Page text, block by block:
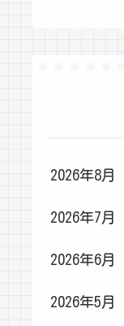
2026年8月
2026年7月
2026年6月
2026年5月